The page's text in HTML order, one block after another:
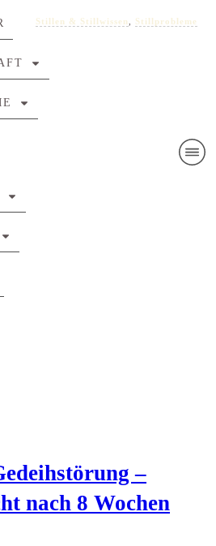
–
nach 8 Wochen
Erfahrungsbericht Stillprobleme
Stillen & Stillwissen
Stillprobleme
Stillprobleme
Stillprobleme
Stillprobleme
Stillprobleme
Stillprobleme
Stillen & Stillwissen
Stillen & Stillwissen Stillprobleme